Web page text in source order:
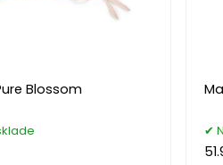
Blossom